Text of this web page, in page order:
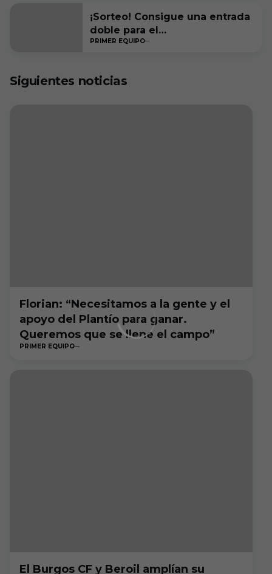
¡Sorteo! Consigue una entrada
doble para el
#RacingFerrolBurgosCF
PRIMER EQUIPO
Siguientes noticias
Florian: “Necesitamos a la gente y el
apoyo del Plantío para ganar.
Queremos que se llene el campo”
PRIMER EQUIPO
El Burgos CF y Beroil amplían su